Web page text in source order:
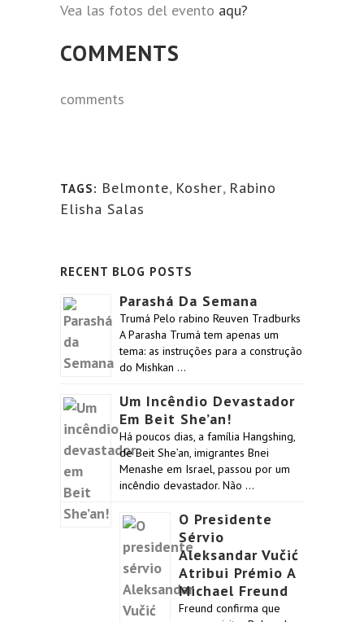
Vea las fotos del evento aqu?
COMMENTS
comments
TAGS: Belmonte, Kosher, Rabino
Elisha Salas
RECENT BLOG POSTS
Parashá Da Semana
Trumá Pelo rabino Reuven Tradburks
A Parasha Trumá tem apenas um
tema: as instruções para a construção
do Mishkan …
Um Incêndio Devastador
Em Beit She’an!
Há poucos dias, a família Hangshing,
de Beit She’an, imigrantes Bnei
Menashe em Israel, passou por um
incêndio devastador. Não …
O Presidente
Sérvio
Aleksandar Vučić
Atribui Prémio A
Michael Freund
Freund confirma que